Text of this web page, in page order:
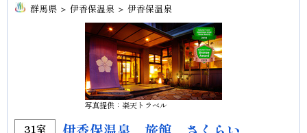
群馬県 ＞ 伊香保温泉 ＞ 伊香保温泉
写真提供：楽天トラベル
31室